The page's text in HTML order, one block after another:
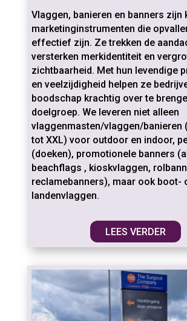
Vlaggen, banieren en banners zijn
marketinginstrumenten die
effectief zijn. Ze trekken de
versterken merkidentiteit en
zichtbaarheid. Met hun levendige
en veelzijdigheid helpen ze
boodschap krachtig over te
doelgroep. We leveren niet alleen
vlaggenmasten/vlaggen/banieren
tot XXL) voor outdoor en indoor,
(doeken), promotionele banners
beachflags , kioskvlaggen,
reclamebanners), maar ook boot-
landenvlaggen.
LEES VERDER